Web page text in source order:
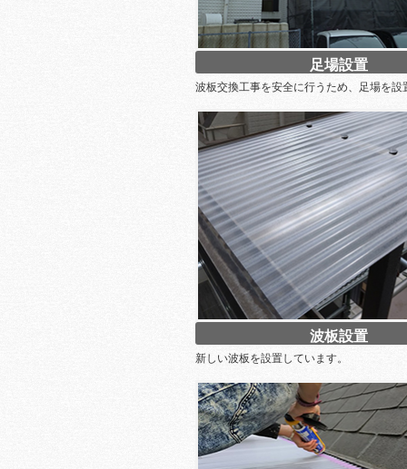
足場設置
波板交換工事を安全に行うため、足場を設
波板設置
新しい波板を設置しています。